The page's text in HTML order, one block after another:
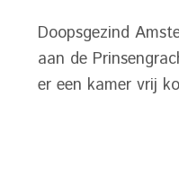
Doopsgezind
aan de
er een kamer vrij